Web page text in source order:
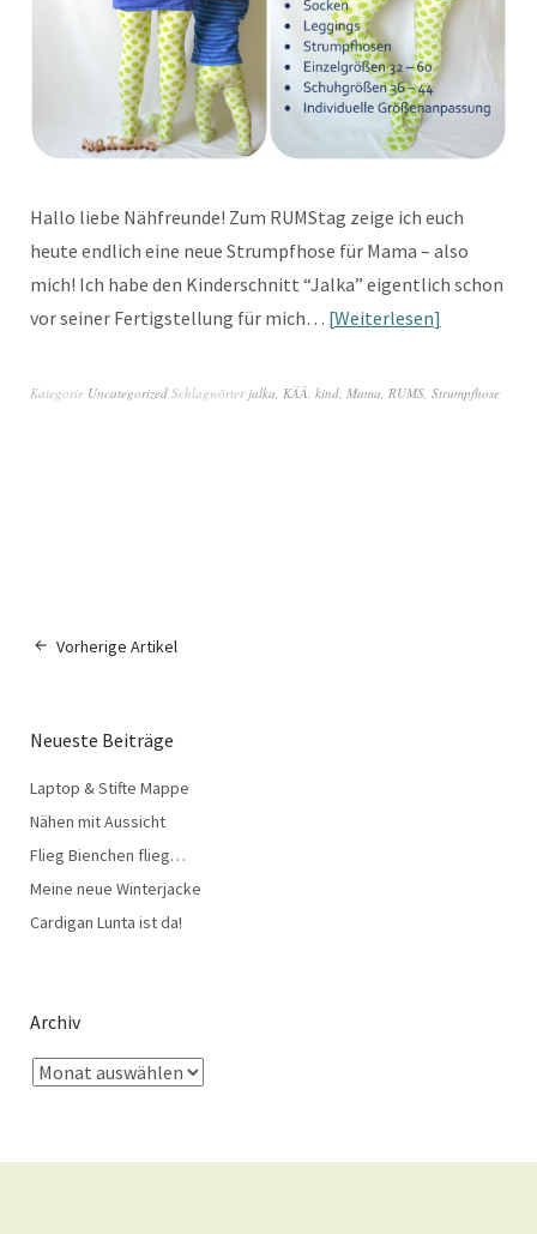
Hallo liebe Nähfreunde! Zum RUMStag zeige ich euch
heute endlich eine neue Strumpfhose für Mama – also
mich! Ich habe den Kinderschnitt “Jalka” eigentlich schon
vor seiner Fertigstellung für mich… Weiterlesen
Kategorie Uncategorized Schlagwörter jalka, KÄÄ, kind, Mama, RUMS, Strumpfhose
Vorherige Artikel
Neueste Beiträge
Laptop & Stifte Mappe
Nähen mit Aussicht
Flieg Bienchen flieg…
Meine neue Winterjacke
Cardigan Lunta ist da!
Archiv